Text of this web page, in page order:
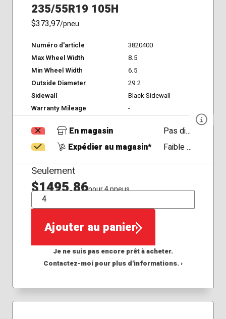
235/55R19 105H
$373,97/pneu
Numéro d'article
3820400
Max Wheel Width
8.5
Min Wheel Width
6.5
Outside Diameter
29.2
Sidewall
Black Sidewall
Warranty Mileage
-
En magasin
Pas disponible
Expédier au magasin*
Faible Disponibilité
Seulement
$1495,86pour 4 pneus
QTÉ
Ajouter au panier
Je ne suis pas encore prêt à acheter.
Contactez-moi pour plus d'informations. ›